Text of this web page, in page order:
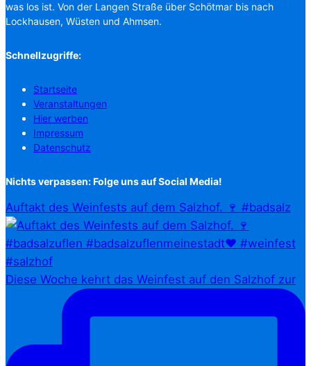
was los ist. Von der Langen Straße über Schötmar bis nach
Lockhausen, Wüsten und Ahmsen.
Schnellzugriffe:
Startseite
Veranstaltungen
Hier werben
Impressum
Datenschutz
Nichts verpassen: Folge uns auf Social Media!
Auftakt des Weinfests auf dem Salzhof. 🍷 #badsalz
Diese Woche kehrt das Weinfest auf den Salzhof zur